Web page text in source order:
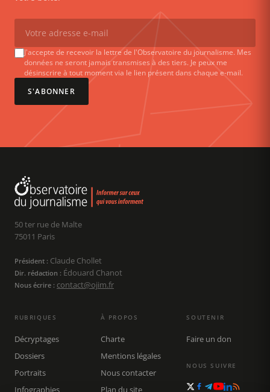
J'accepte de recevoir la lettre de l'Observatoire du journalisme. Mes
données ne seront jamais transmises à des tiers. Je peux me
désinscrire à tout moment via le lien présent dans chaque e-mail.
S'ABONNER
50 ter rue de Malte
75011 Paris
Président : Claude Chollet
Dir. rédaction : Édouard Chanot
Nous écrire : contact@ojim.fr
RUBRIQUES
Décryptages
Dossiers
Portraits
Infographies
À PROPOS
Charte
Mentions légales
Nous contacter
Plan du site
SOUTENIR
Faire un don
NOUS SUIVRE